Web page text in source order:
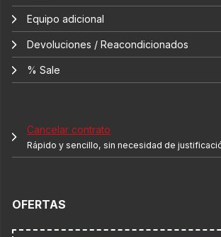
Equipo adicional
Devoluciones / Reacondicionados
% Sale
Cancelar contrato
Rápido y sencillo, sin necesidad de
OFERTAS